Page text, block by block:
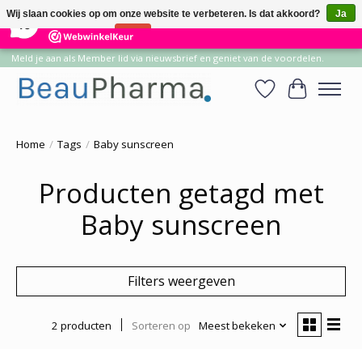
14 Reviews ×
Meld je aan als Member lid via nieuwsbrief en geniet van de voordelen.
Verlanglijst
Home / Tags / Baby sunscreen
Producten getagd met
Baby sunscreen
Filters weergeven
2 producten Sorteren op Meest bekeken
Wij slaan cookies op om onze website te verbeteren. Is dat akkoord?
Ja
Nee